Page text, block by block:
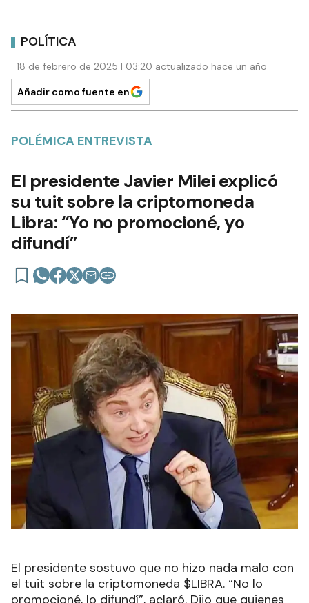
POLÍTICA
18 de febrero de 2025 | 03:20 actualizado hace un año
Añadir como fuente en
POLÉMICA ENTREVISTA
El presidente Javier Milei explicó
su tuit sobre la criptomoneda
Libra: “Yo no promocioné, yo
difundí”
El presidente sostuvo que no hizo nada malo con
el tuit sobre la criptomoneda $LIBRA. “No lo
promocioné, lo difundí”, aclaró. Dijo que quienes